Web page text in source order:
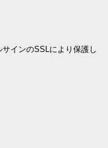
インのSSLにより保護し